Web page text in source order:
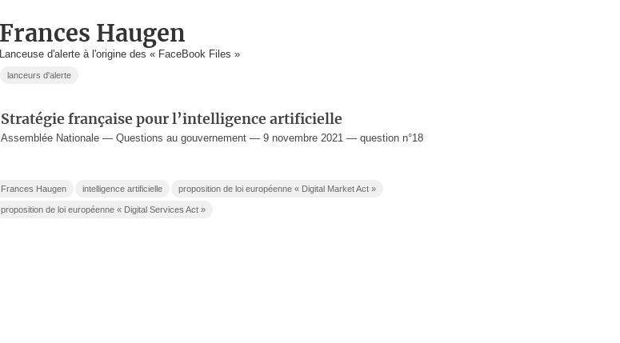
Frances Haugen
Lanceuse d'alerte à l'origine des « FaceBook Files »
lanceurs d'alerte
Stratégie française pour l’intelligence artificielle
Assemblée Nationale — Questions au gouvernement — 9 novembre 2021 — question n°18
Frances Haugen intelligence artificielle proposition de loi européenne « Digital Market Act »
proposition de loi européenne « Digital Services Act »